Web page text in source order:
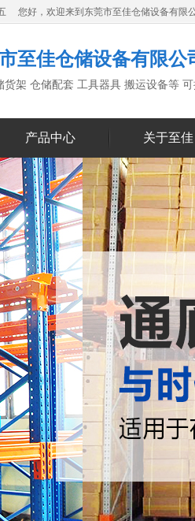
您好，欢迎来到东莞市至佳仓储设备有限
至佳仓储设备有限公
货架 仓储配套 工具器具 搬运设备等
产品中心 关于至佳